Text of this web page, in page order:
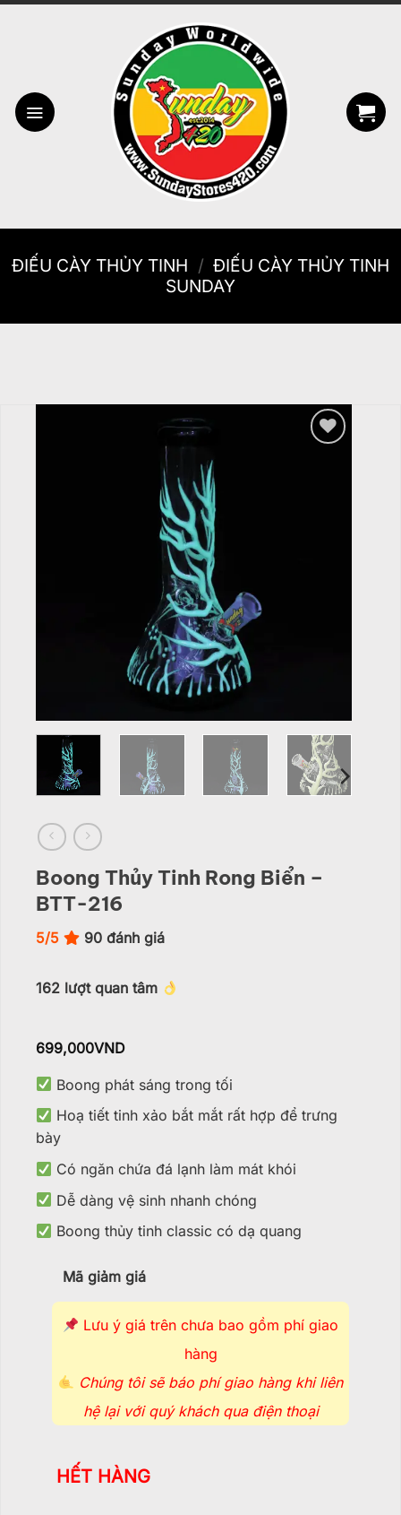
Bỏ
ĐIẾU CÀY THỦY TINH / ĐIẾU CÀY THỦY TINH
SUNDAY
Boong Thủy Tinh Rong Biển –
BTT-216
5/5 90 đánh giá
162 lượt quan tâm
699,000VND
Boong phát sáng trong tối
Hoạ tiết tinh xảo bắt mắt rất hợp để trưng
bày
Có ngăn chứa đá lạnh làm mát khói
Dễ dàng vệ sinh nhanh chóng
Boong thủy tinh classic có dạ quang
Mã giảm giá
Lưu ý giá trên chưa bao gồm phí giao
hàng
Chúng tôi sẽ báo phí giao hàng khi liên
hệ lại với quý khách qua điện thoại
HẾT HÀNG